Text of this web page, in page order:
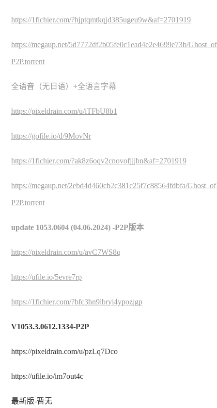
https://1fichier.com/?hjptqmtkqjd385ugeu9w&af=2701919
https://megaup.net/5d7772df2b05fe0c1ead4e2e4699e73b/
P2P.torrent
全语音（无日语）+全语言字幕
https://pixeldrain.com/u/iTFbU8b1
https://gofile.io/d/9MovNr
https://1fichier.com/?ak8z6oqv2cnovofjjjbn&af=2701919
https://megaup.net/2ebd4d460cb2c381c25f7c88564fdbfa/
P2P.torrent
update 1053.0604 (04.06.2024) -P2P版本
https://pixeldrain.com/u/avC7WS8q
https://ufile.io/5evre7rp
https://1fichier.com/?bfc3hn9ibryi4ypozjgp
V1053.3.0612.1334-P2P
https://pixeldrain.com/u/pzLq7Dco
https://ufile.io/im7out4c
最新版-暂无